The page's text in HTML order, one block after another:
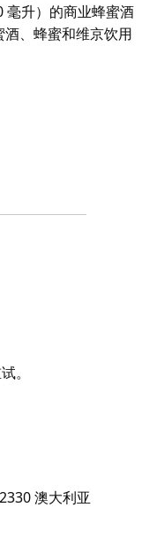
毫升）的商业蜂蜜酒
、蜂蜜和维京饮用
区的布罗克。
年。他们使用的蜂蜜
区当地的自家蜂巢。
少数销售 750 毫
维京饮用角。
。
澳大利亚